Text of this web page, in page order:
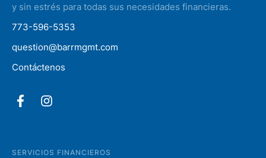
y sin estrés para todas sus necesidades financieras.
773-596-5353
question@barrmgmt.com
Contáctenos
SERVICIOS FINANCIEROS